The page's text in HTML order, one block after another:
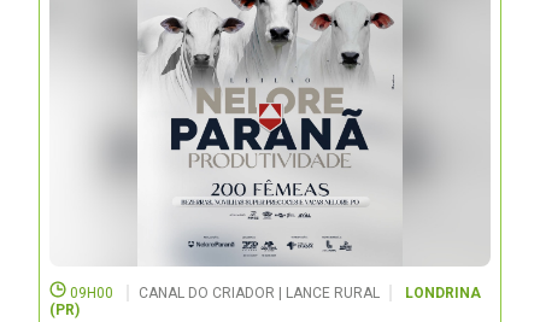
09H00 CANAL DO CRIADOR | LANCE RURAL
LONDRINA
(PR)